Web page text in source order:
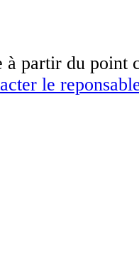
à partir du point
le